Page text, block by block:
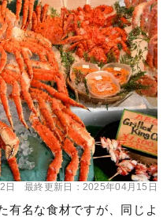
日 最終更新日： 2025年04月15日
有名な食材ですが、同じよ